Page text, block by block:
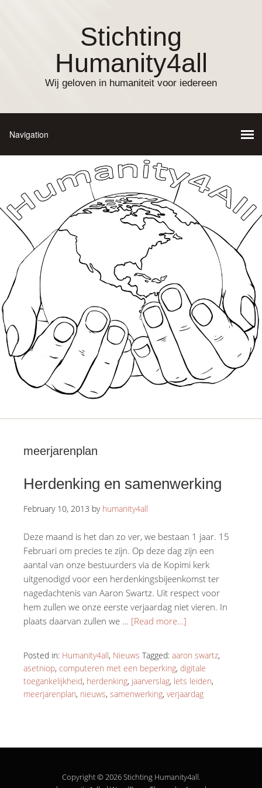
Stichting
Humanity4all
Wij geloven in humaniteit voor iedereen
meerjarenplan
Herdenking en samenwerking
February 10, 2013 by humanity4all
Deze maand is het dan zo ver, we bestaan 1 jaar. 15
Februari om precies te zijn. Op deze dag zijn een
aantal van onze bestuurders via de Kopimi kerk
uitgenodigd voor een herdenkingsbijeenkomst ter
nagedachtenis van Aaron Swartz. Uit respect voor
hem zullen we onze eerste verjaardag niet vieren. In
plaats daarvan zullen we … [Read more…]
Posted in: Humanity4all, Nieuws Tagged: aaron swartz,
asetniop, computeren met een beperking, digitale
toegankelijkheid, herdenking, jaarverslag, lets leiden,
meerjarenplan, nieuws, samenwerking, verjaardag
Copyright © 2026 Stichting Humanity4all.